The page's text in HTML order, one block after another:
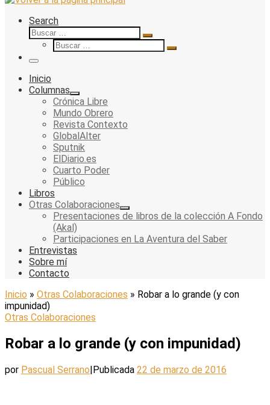
Search
Buscar
Buscar
…
Buscar
Buscar
Menu
Inicio
Columnas
Crónica Libre
Mundo Obrero
Revista Contexto
GlobalAlter
Sputnik
ElDiario.es
Cuarto Poder
Público
Libros
Otras Colaboraciones
Presentaciones de libros de la colección A Fondo
(Akal)
Participaciones en La Aventura del Saber
Entrevistas
Sobre mí
Contacto
Inicio » Otras Colaboraciones » Robar a lo grande (y con
impunidad)
Otras Colaboraciones
Robar a lo grande (y con impunidad)
por Pascual Serrano|Publicada 22 de marzo de 2016